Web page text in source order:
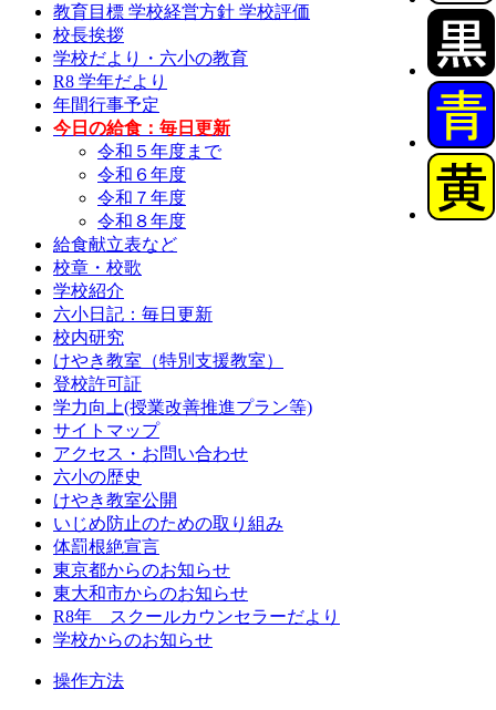
教育目標 学校経営方針 学校評価
校長挨拶
学校だより・六小の教育
R8 学年だより
年間行事予定
今日の給食：毎日更新
令和５年度まで
令和６年度
令和７年度
令和８年度
給食献立表など
校章・校歌
学校紹介
六小日記：毎日更新
校内研究
けやき教室（特別支援教室）
登校許可証
学力向上(授業改善推進プラン等)
サイトマップ
アクセス・お問い合わせ
六小の歴史
けやき教室公開
いじめ防止のための取り組み
体罰根絶宣言
東京都からのお知らせ
東大和市からのお知らせ
R8年 スクールカウンセラーだより
学校からのお知らせ
操作方法